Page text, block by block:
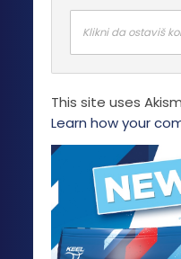
mogu
biti
izabrane
na
stranici
Klikni da ostaviš
This site uses
Learn how your